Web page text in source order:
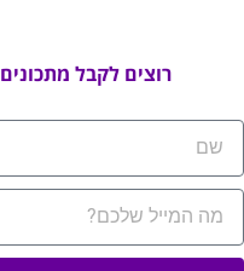
רוצים לקבל